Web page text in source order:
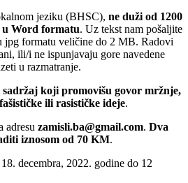
jeziku (BHSC), ne duži od 1200
Word formatu. Uz tekst nam pošaljite
formatu veličine do 2 MB. Radovi
ili/i ne ispunjavaju gore navedene
u razmatranje.
koji promovišu govor mržnje,
ili rasističke ideje.
adresu zamisli.ba@gmail.com. Dva
iznosom od 70 KM.
decembra, 2022. godine do 12